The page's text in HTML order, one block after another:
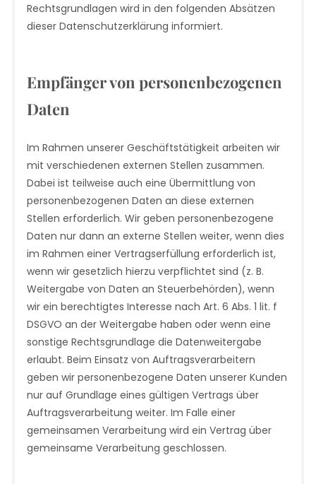
Rechtsgrundlagen wird in den folgenden Absätzen
dieser Datenschutzerklärung informiert.
Empfänger von personenbezogenen
Daten
Im Rahmen unserer Geschäftstätigkeit arbeiten wir
mit verschiedenen externen Stellen zusammen.
Dabei ist teilweise auch eine Übermittlung von
personenbezogenen Daten an diese externen
Stellen erforderlich. Wir geben personenbezogene
Daten nur dann an externe Stellen weiter, wenn dies
im Rahmen einer Vertragserfüllung erforderlich ist,
wenn wir gesetzlich hierzu verpflichtet sind (z. B.
Weitergabe von Daten an Steuerbehörden), wenn
wir ein berechtigtes Interesse nach Art. 6 Abs. 1 lit. f
DSGVO an der Weitergabe haben oder wenn eine
sonstige Rechtsgrundlage die Datenweitergabe
erlaubt. Beim Einsatz von Auftragsverarbeitern
geben wir personenbezogene Daten unserer Kunden
nur auf Grundlage eines gültigen Vertrags über
Auftragsverarbeitung weiter. Im Falle einer
gemeinsamen Verarbeitung wird ein Vertrag über
gemeinsame Verarbeitung geschlossen.